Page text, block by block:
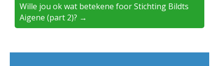
Wille jou ok wat betekene foor Stichting Bildts
Aigene (part 2)? →